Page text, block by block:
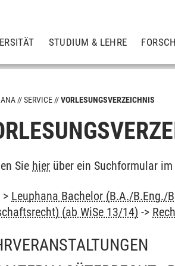
STUDIUM & LEHRE
SERVICE VORLESUNGSVERZEICHNIS
Sie hier über ein Suchformular
> Leuphana Bachelor (B.A./B.Eng./
(ab WiSe 13/14) ->